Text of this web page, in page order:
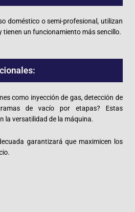
doméstico o semi-profesional, utilizan
tienen un funcionamiento más sencillo.
como inyección de gas, detección de
de vacío por etapas? Estas
la versatilidad de la máquina.
garantizará que maximicen los